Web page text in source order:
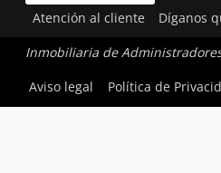
Atención al cliente Díganos
Inmobiliaria de
Aviso legal
Política de